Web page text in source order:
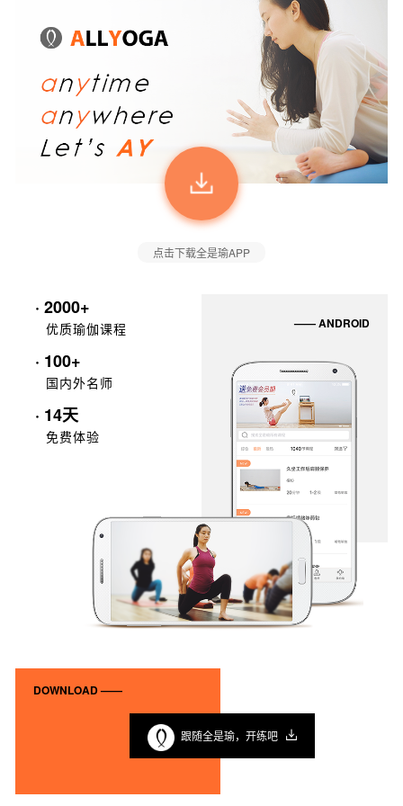
点击下载全是瑜APP
· 2000+
优质瑜伽课程
· 100+
国内外名师
· 14天
免费体验
—— ANDROID
DOWNLOAD ——
跟随全是瑜，开练吧